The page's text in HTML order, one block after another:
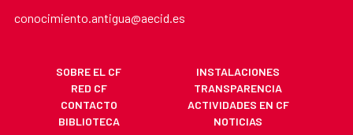
conocimiento.antigua@aecid.es
SOBRE EL CF
INSTALACIONES
RED CF
TRANSPARENCIA
CONTACTO
ACTIVIDADES EN CF
BIBLIOTECA
NOTICIAS